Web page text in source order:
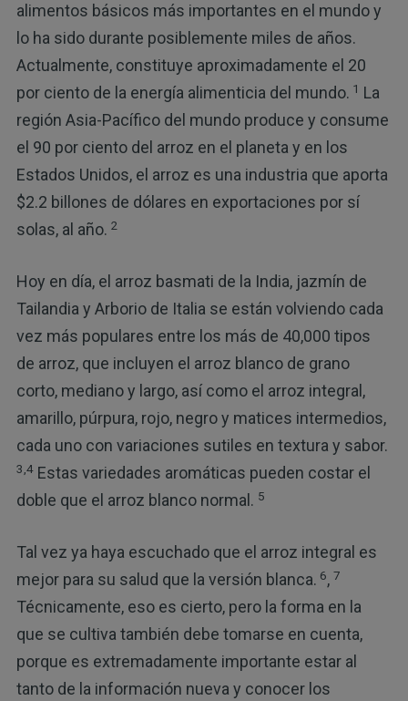
alimentos básicos más importantes en el mundo y
lo ha sido durante posiblemente miles de años.
Actualmente, constituye aproximadamente el 20
por ciento de la energía alimenticia del mundo. 1 La
región Asia-Pacífico del mundo produce y consume
el 90 por ciento del arroz en el planeta y en los
Estados Unidos, el arroz es una industria que aporta
$2.2 billones de dólares en exportaciones por sí
solas, al año. 2
Hoy en día, el arroz basmati de la India, jazmín de
Tailandia y Arborio de Italia se están volviendo cada
vez más populares entre los más de 40,000 tipos
de arroz, que incluyen el arroz blanco de grano
corto, mediano y largo, así como el arroz integral,
amarillo, púrpura, rojo, negro y matices intermedios,
cada uno con variaciones sutiles en textura y sabor.
3, 4Estas variedades aromáticas pueden costar el
doble que el arroz blanco normal. 5
Tal vez ya haya escuchado que el arroz integral es
mejor para su salud que la versión blanca. 6, 7
Técnicamente, eso es cierto, pero la forma en la
que se cultiva también debe tomarse en cuenta,
porque es extremadamente importante estar al
tanto de la información nueva y conocer los